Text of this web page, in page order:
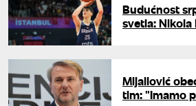
Budućnost
svetla: Nikola
Mijailović
tim: "Imamo